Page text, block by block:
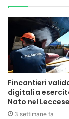
Fincantieri
digitali a
Nato nel Leccese
3 settimane fa